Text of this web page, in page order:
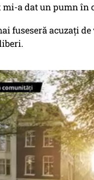
a dat un pumn în
fuseseră acuzați